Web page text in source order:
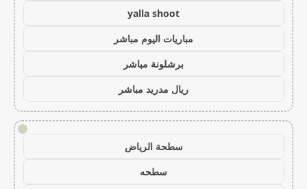
yalla shoot
مباريات اليوم مباشر
برشلونة مباشر
ريال مدريد مباشر
!
سطحة الرياض
سطحه